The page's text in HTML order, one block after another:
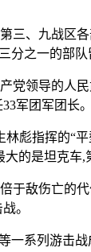
三、九战区
分之一的部队
党领导的人
军团军团长。
林彪指挥的“
的是坦克
于敌伤亡的
。
一系列游击